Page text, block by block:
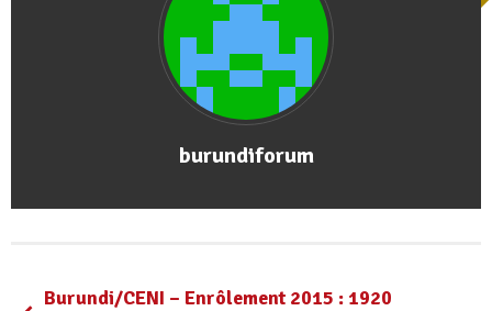
burundiforum
Burundi/CENI – Enrôlement 2015 : 1920